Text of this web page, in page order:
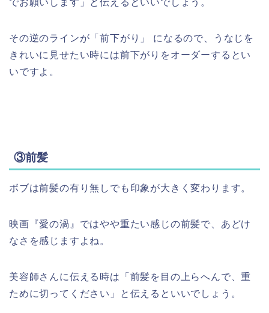
でお願いします」と伝えるといいでしょう。
その逆のラインが「前下がり」 になるので、うなじを
きれいに見せたい時には前下がりをオーダーするとい
いですよ。
③前髪
ボブは前髪の有り無しでも印象が大きく変わります。
映画『愛の渦』ではやや重たい感じの前髪で、あどけ
なさを感じますよね。
美容師さんに伝える時は「前髪を目の上らへんで、重
ために切ってください」と伝えるといいでしょう。